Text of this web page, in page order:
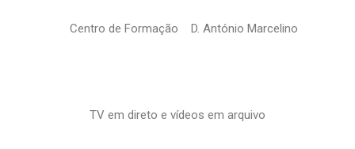
Centro de Formação D. António Marcelino
TV em direto e vídeos em arquivo